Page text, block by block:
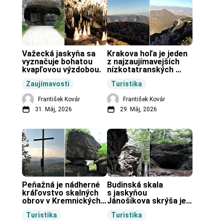
Zaujímavosti
Važecká jaskyňa sa
vyznačuje bohatou
kvapľovou výzdobou.
František Kovár
31. Máj, 2026
Turistika
Krakova hoľa je jeden
z najzaujímavejších
nízkotatranských
František Kovár
29. Máj, 2026
Turistika
Peňažná je nádherné
kráľovstvo skalných
obrov v Kremnických
Turistika
Budinská skala
s jaskyňou
Jánošíkova skrýša je
obci Budiná.